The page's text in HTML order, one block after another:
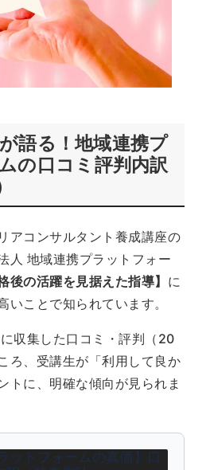
語る！地域連携プ
の口コミ評判内訳
アコンサルタント養成講座の
人 地域連携プラットフォー
後の活躍を見据えた指導】 に
いことで知られています。
収集した口コミ・評判（20
ろ、受講生が「利用して良か
トに、明確な傾向が見られま
ットフォームの真価】口